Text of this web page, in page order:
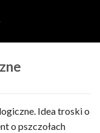
Idea troski o
o pszczołach